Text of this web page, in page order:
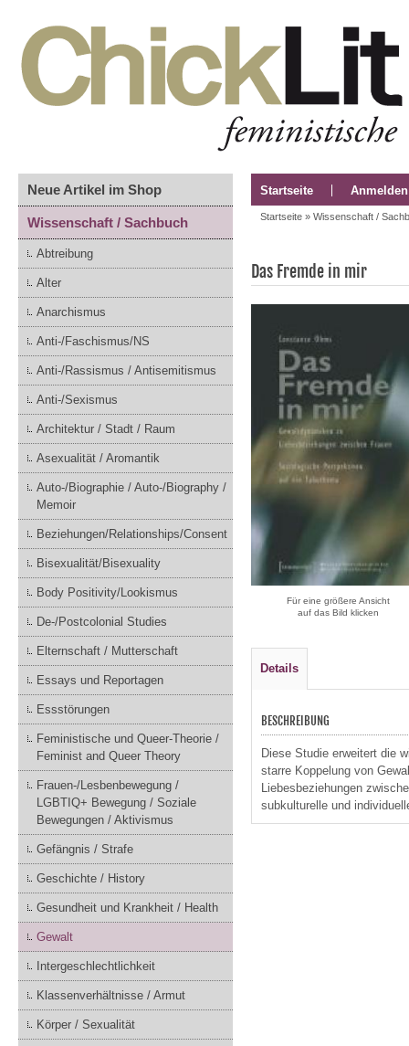
Neue Artikel im Shop
Wissenschaft / Sachbuch
Abtreibung
Alter
Anarchismus
Anti-/Faschismus/NS
Anti-/Rassismus / Antisemitismus
Anti-/Sexismus
Architektur / Stadt / Raum
Asexualität / Aromantik
Auto-/Biographie / Auto-/Biography /
Memoir
Beziehungen/Relationships/Consent
Bisexualität/Bisexuality
Body Positivity/Lookismus
De-/Postcolonial Studies
Elternschaft / Mutterschaft
Essays und Reportagen
Essstörungen
Feministische und Queer-Theorie /
Feminist and Queer Theory
Frauen-/Lesbenbewegung /
LGBTIQ+ Bewegung / Soziale
Bewegungen / Aktivismus
Gefängnis / Strafe
Geschichte / History
Gesundheit und Krankheit / Health
Gewalt
Intergeschlechtlichkeit
Klassenverhältnisse / Armut
Körper / Sexualität
Startseite Anmelden
Startseite » Wissenschaft /
Das Fremde in mir
Für eine größere Ansicht
auf das Bild klicken
Details
BESCHREIBUNG
Diese Studie erweitert die
starre Koppelung von
Liebesbeziehungen
subkulturelle und